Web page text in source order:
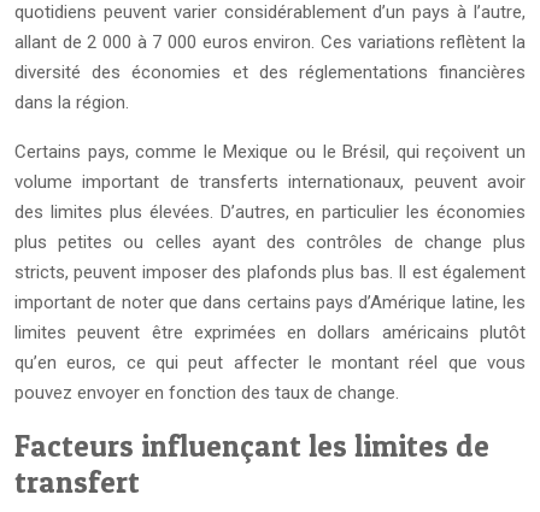
quotidiens peuvent varier considérablement d’un pays à l’autre,
allant de 2 000 à 7 000 euros environ. Ces variations reflètent la
diversité des économies et des réglementations financières
dans la région.
Certains pays, comme le Mexique ou le Brésil, qui reçoivent un
volume important de transferts internationaux, peuvent avoir
des limites plus élevées. D’autres, en particulier les économies
plus petites ou celles ayant des contrôles de change plus
stricts, peuvent imposer des plafonds plus bas. Il est également
important de noter que dans certains pays d’Amérique latine, les
limites peuvent être exprimées en dollars américains plutôt
qu’en euros, ce qui peut affecter le montant réel que vous
pouvez envoyer en fonction des taux de change.
Facteurs influençant les limites de
transfert